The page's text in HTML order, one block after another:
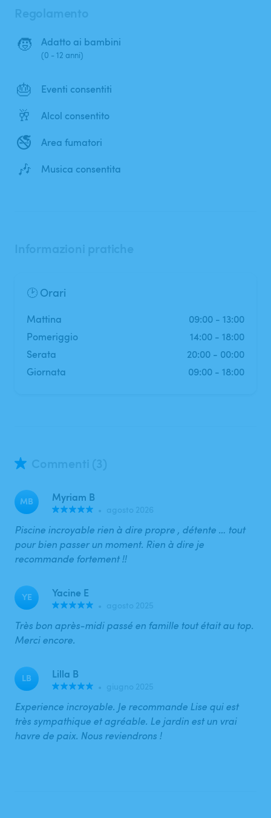
🧒 Adatto ai bambini
(0 - 12 anni)
🎂 Eventi consentiti
🥂 Alcol consentito
🚭 Area fumatori
🎶 Musica consentita
🕑 Orari
mattina 09:00 - 13:00
pomeriggio
14:00 - 18:00
serata
20:00 - 00:00
Giornata
09:00 - 18:00
MB Myriam B
Piscine incroyable rien à dire propre , détente … tout
pour bien passer un moment. Rien à dire je
recommande fortement !!
YE Yacine E
Très bon après-midi passé en famille tout était au top.
Merci encore.
LB Lilla B
Experience incroyable. Je recommande Lise qui est
très sympathique et agréable. Le jardin est un vrai
havre de paix. Nous reviendrons !